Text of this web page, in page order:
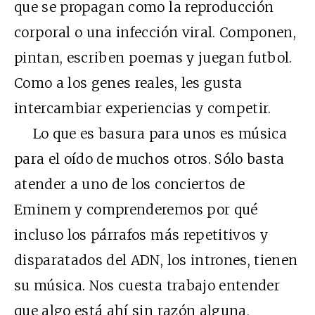
que se propagan como la reproducción
corporal o una infección viral. Componen,
pintan, escriben poemas y juegan futbol.
Como a los genes reales, les gusta
intercambiar experiencias y competir.
Lo que es basura para unos es música
para el oído de muchos otros. Sólo basta
atender a uno de los conciertos de
Eminem y comprenderemos por qué
incluso los párrafos más repetitivos y
disparatados del ADN, los intrones, tienen
su música. Nos cuesta trabajo entender
que algo está ahí sin razón alguna,